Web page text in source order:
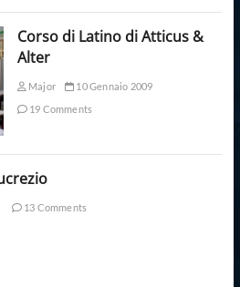
Corso di Latino di Atticus &
Alter
Major
10 Gennaio 2009
19 Comments
13 Comments